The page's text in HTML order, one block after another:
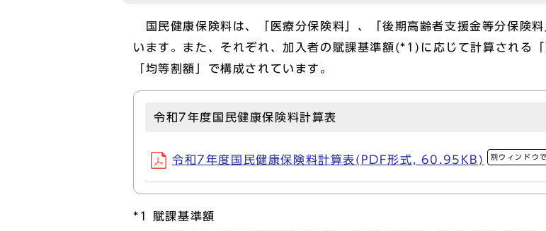
国民健康保険料は、「医療分保険料」、「後期高齢者支援金等分保険
います。また、それぞれ、加入者の賦課基準額(*1)に応じて計算される
「均等割額」で構成されています。
令和7年度国民健康保険料計算表
令和7年度国民健康保険料計算表(PDF形式, 60.95KB) 別ウィンドウ
*1 賦課基準額